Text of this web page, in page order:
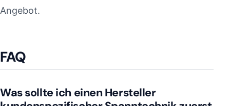
Angebot.
FAQ
Was sollte ich einen Hersteller